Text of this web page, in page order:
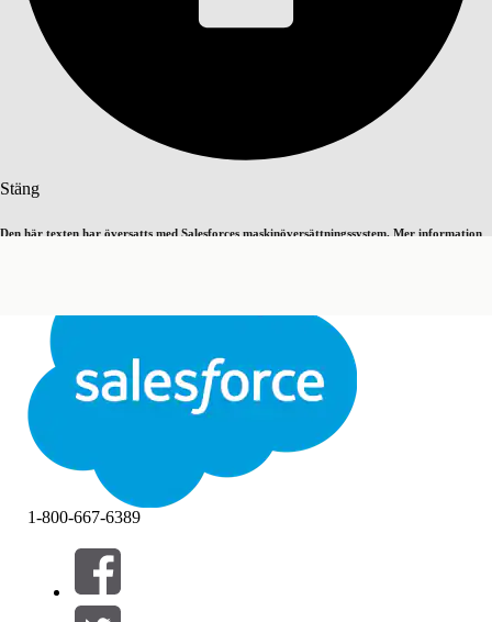
Stäng
Den här texten har översatts med Salesforces maskinöversättningssystem. Mer information
StängStäng
Innehållsförteckningar
Filter (0)
VÄLJ FILTER
1-800-667-6389